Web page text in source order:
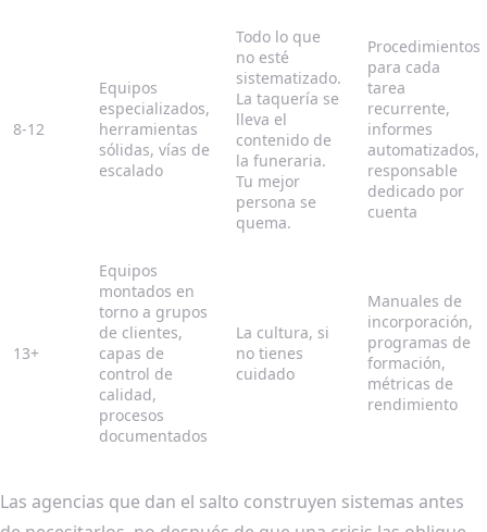
8-12
Equipos
especializados,
herramientas
sólidas, vías de
escalado
Todo lo que
no esté
sistematizado.
La taquería se
lleva el
contenido de
la funeraria.
Tu mejor
persona se
quema.
Procedimientos
para cada
tarea
recurrente,
informes
automatizados,
responsable
dedicado por
cuenta
13+
Equipos
montados en
torno a grupos
de clientes,
capas de
control de
calidad,
procesos
documentados
La cultura, si
no tienes
cuidado
Manuales de
incorporación,
programas de
formación,
métricas de
rendimiento
Las agencias que dan el salto construyen sistemas antes